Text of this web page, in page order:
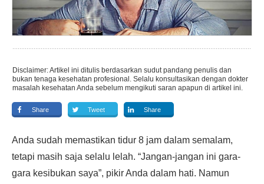
Disclaimer: Artikel ini ditulis berdasarkan sudut pandang penulis dan
bukan tenaga kesehatan profesional. Selalu konsultasikan dengan dokter
masalah kesehatan Anda sebelum mengikuti saran apapun di artikel ini.
Share Tweet Share
Anda sudah memastikan tidur 8 jam dalam semalam,
tetapi masih saja selalu lelah. “Jangan-jangan ini gara-
gara kesibukan saya”, pikir Anda dalam hati. Namun